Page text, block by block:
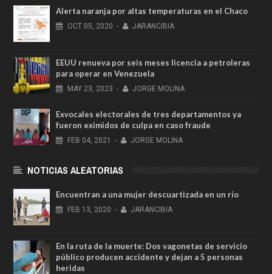
Alerta naranja por altas temperaturas en el Chaco
OCT 05, 2020 - JARANCIBIA
EEUU renueva por seis meses licencia a petroleras
para operar en Venezuela
MAY 23, 2023 - JORGE MOLINA
Exvocales electorales de tres departamentos ya
fueron eximidos de culpa en caso fraude
FEB 04, 2021 - JORGE MOLINA
NOTICIAS ALEATORIAS
Encuentran a una mujer descuartizada en un río
FEB 13, 2020 - JARANCIBIA
En la ruta de la muerte: Dos vagonetas de servicio
público producen accidente y dejan a 5 personas
heridas